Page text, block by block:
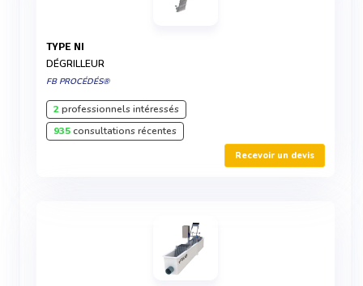
TYPE NI
DÉGRILLEUR
FB PROCÉDÉS®
2professionnels intéressés
935consultations récentes
Recevoir un devis